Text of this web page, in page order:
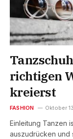
richtigen
kreierst
FASHION Oktober
Einleitung Tanzen
auszudrücken und